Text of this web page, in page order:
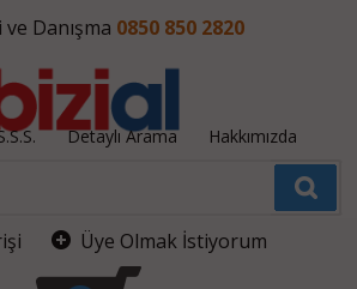
ve Danışma 0850 850 2820
Detaylı Arama Hakkımızda
Üye Olmak İstiyorum